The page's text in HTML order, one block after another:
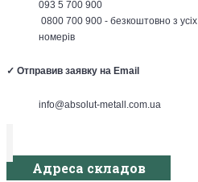
093 5 700 900
0800 700 900 - безкоштовно з усіх
номерів
✓ Отправив заявку на Email
info@absolut-metall.com.ua
Адреса складов